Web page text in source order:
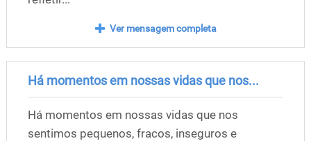
Ver mensagem completa
Há momentos em nossas vidas que nos...
Há momentos em nossas vidas que nos
sentimos pequenos, fracos, inseguros e